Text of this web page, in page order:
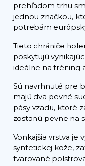
prehľadom trhu
jednou značkou,
potrebám
Tieto chrániče
poskytujú
ideálne na tréning
Sú navrhnuté pre
majú dva pevné
pásy vzadu, ktoré
zostanú pevne na
Vonkajšia vrstva je
syntetickej kože,
tvarované